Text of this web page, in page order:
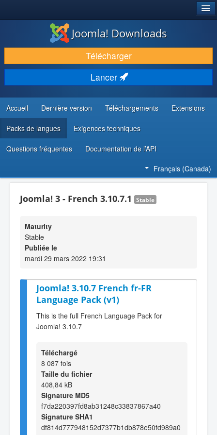
TÉLÉCHARGER & ENRICHIR
DÉCOUVRIR & APPRENDRE
COMMUNAUTÉ & SUPPORT
RESSOURCES DÉVELOPPEURS
Joomla! Downloads
Télécharger
Lancer
Accueil Dernière version Téléchargements Extensions
Packs de langues Exigences techniques
Questions fréquentes Documentation de l’API
Français (Canada)
Joomla! 3 - French 3.10.7.1 Stable
Maturity
Stable
Publiée le
mardi 29 mars 2022 19:31
Joomla! 3.10.7 French fr-FR
Language Pack (v1)
This is the full French Language Pack for
Joomla! 3.10.7
Téléchargé
8 087 fois
Taille du fichier
408,84 kB
Signature MD5
f7da220397fd8ab31248c33837867a40
Signature SHA1
df814d777948152d7377b1db878e50fd989a0